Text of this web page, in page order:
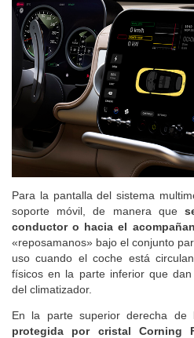
Para la pantalla del sistema
soporte móvil, de manera que
conductor o hacia el
«reposamanos» bajo el conjunto
uso cuando el coche está
físicos en la parte inferior que
del climatizador.
En la parte superior derecha de
protegida por cristal Corning